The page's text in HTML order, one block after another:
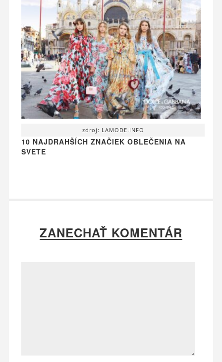
zdroj: LAMODE.INFO
10 NAJDRAHŠÍCH ZNAČIEK OBLEČENIA NA
SVETE
ZANECHAŤ KOMENTÁR